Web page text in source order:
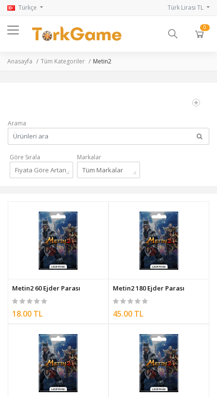
Türkçe Türk Lirası TL
0
Anasayfa Tüm Kategoriler Metin2
Arama
Göre Sırala
Fiyata Göre Artan
Markalar
Tüm Markalar
Metin2 60 Ejder Parası
18.00 TL
Metin2 180 Ejder Parası
45.00 TL